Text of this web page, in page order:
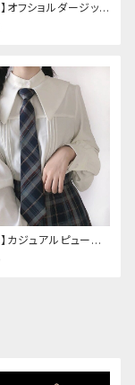
オフショルダージップ
カジュアルピューリ
レッピーブラウス